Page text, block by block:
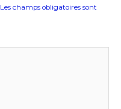
Les champs obligatoires sont